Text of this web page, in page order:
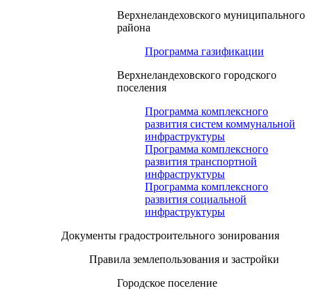
Верхнеландеховского муниципального
района
Программа газификации
Верхнеландеховского городского
поселения
Программа комплексного
развития систем коммунальной
инфраструктуры
Программа комплексного
развития транспортной
инфраструктуры
Программа комплексного
развития социальной
инфраструктуры
Документы градостроительного зонирования
Правила землепользования и застройки
Городское поселение